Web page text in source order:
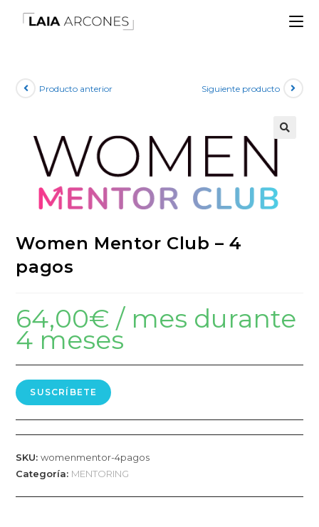
Producto anterior Siguiente producto
Women Mentor Club – 4
pagos
64,00€ / mes durante
4 meses
SUSCRÍBETE
SKU:womenmentor-4pagos
Categoría: MENTORING